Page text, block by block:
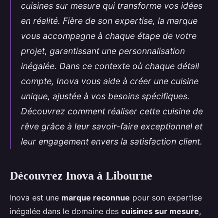
cuisines sur mesure qui transforme vos idées
en réalité. Fière de son expertise, la marque
vous accompagne à chaque étape de votre
projet, garantissant une personnalisation
inégalée. Dans ce contexte où chaque détail
compte, Inova vous aide à créer une cuisine
unique, ajustée à vos besoins spécifiques.
Découvrez comment réaliser cette cuisine de
rêve grâce à leur savoir-faire exceptionnel et
leur engagement envers la satisfaction client.
Découvrez Inova à Libourne
Inova est une marque reconnue pour son expertise
inégalée dans le domaine des cuisines sur mesure,